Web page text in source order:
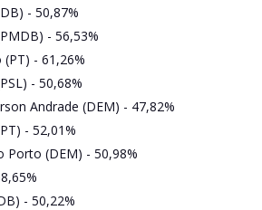
- 50,87%
- 56,53%
(PT) - 61,26%
- 50,68%
Andrade (DEM) - 47,82%
- 52,01%
Porto (DEM) - 50,98%
- 50,22%